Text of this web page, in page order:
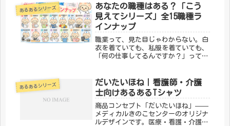
れ、てんやわんや。気づいたら申し送
りが長くなってた入院あり、急変あ
り、...
あるあるシリーズ
あなたの職種はある？「こう
見えてシリーズ」全15職種ラ
インナップ
職業って、見た目じゃわからない。白
衣を着ていても、私服を着ていても、
「何の仕事してるんですか？」って聞
から生まれたのが「こう見えてシリー
ズ」です。医療・介護の現場には、本
当...
あるあるシリーズ
だいたいほね｜看護師・介護
士向けあるあるTシャツ
商品コンセプト「だいたいほね」——
メディカルきのこセンターのオリジナ
ルデザインです。医療・看護・介護の